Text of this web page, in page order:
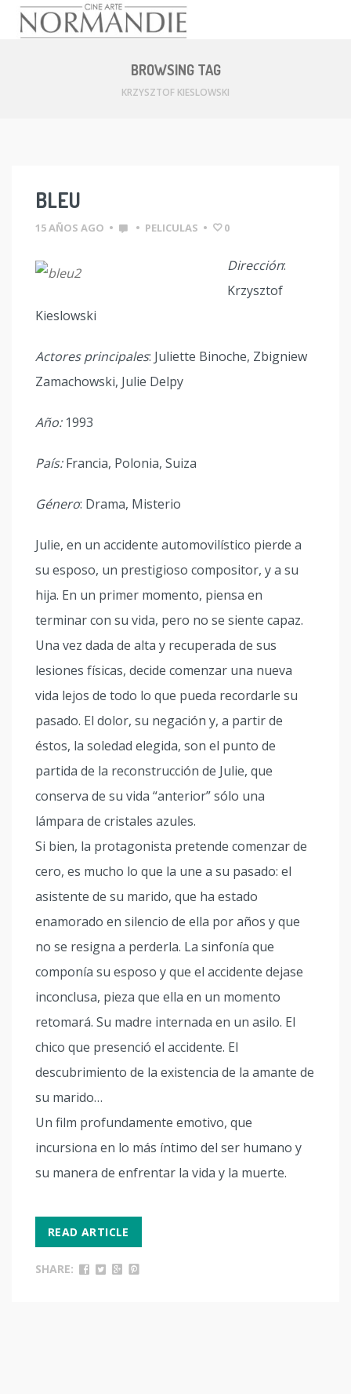
BROWSING TAG
KRZYSZTOF KIESLOWSKI
BLEU
15 AÑOS AGO • • PELICULAS • 0
Dirección:
Krzysztof
Kieslowski
Actores principales: Juliette Binoche, Zbigniew
Zamachowski, Julie Delpy
Año:1993
País:Francia, Polonia, Suiza
Género: Drama, Misterio
Julie, en un accidente automovilístico pierde a
su esposo, un prestigioso compositor, y a su
hija. En un primer momento, piensa en
terminar con su vida, pero no se siente capaz.
Una vez dada de alta y recuperada de sus
lesiones físicas, decide comenzar una nueva
vida lejos de todo lo que pueda recordarle su
pasado. El dolor, su negación y, a partir de
éstos, la soledad elegida, son el punto de
partida de la reconstrucción de Julie, que
conserva de su vida “anterior” sólo una
lámpara de cristales azules.
Si bien, la protagonista pretende comenzar de
cero, es mucho lo que la une a su pasado: el
asistente de su marido, que ha estado
enamorado en silencio de ella por años y que
no se resigna a perderla. La sinfonía que
componía su esposo y que el accidente dejase
inconclusa, pieza que ella en un momento
retomará. Su madre internada en un asilo. El
chico que presenció el accidente. El
descubrimiento de la existencia de la amante de
su marido…
Un film profundamente emotivo, que
incursiona en lo más íntimo del ser humano y
su manera de enfrentar la vida y la muerte.
READ ARTICLE
SHARE: